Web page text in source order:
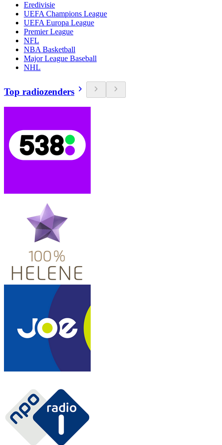
Eredivisie
UEFA Champions League
UEFA Europa League
Premier League
NFL
NBA Basketball
Major League Baseball
NHL
Top radiozenders